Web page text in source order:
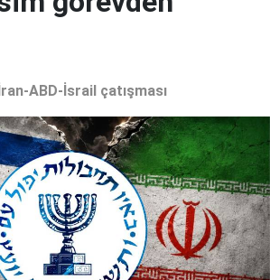
İran-ABD-İsrail çatışması